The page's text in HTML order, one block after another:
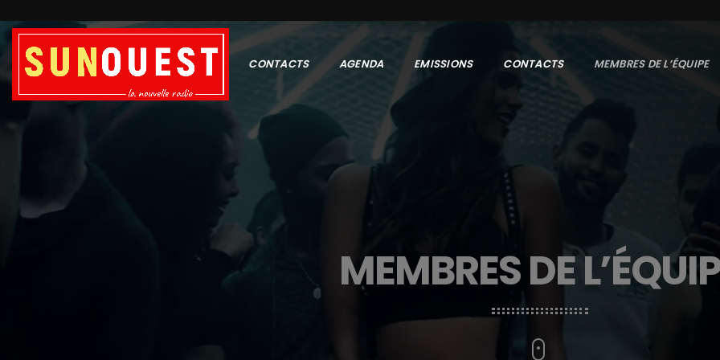
CONTACTS AGENDA EMISSIONS CONTACTS MEMBRES DE L’ÉQUIPE
MEMBRES DE